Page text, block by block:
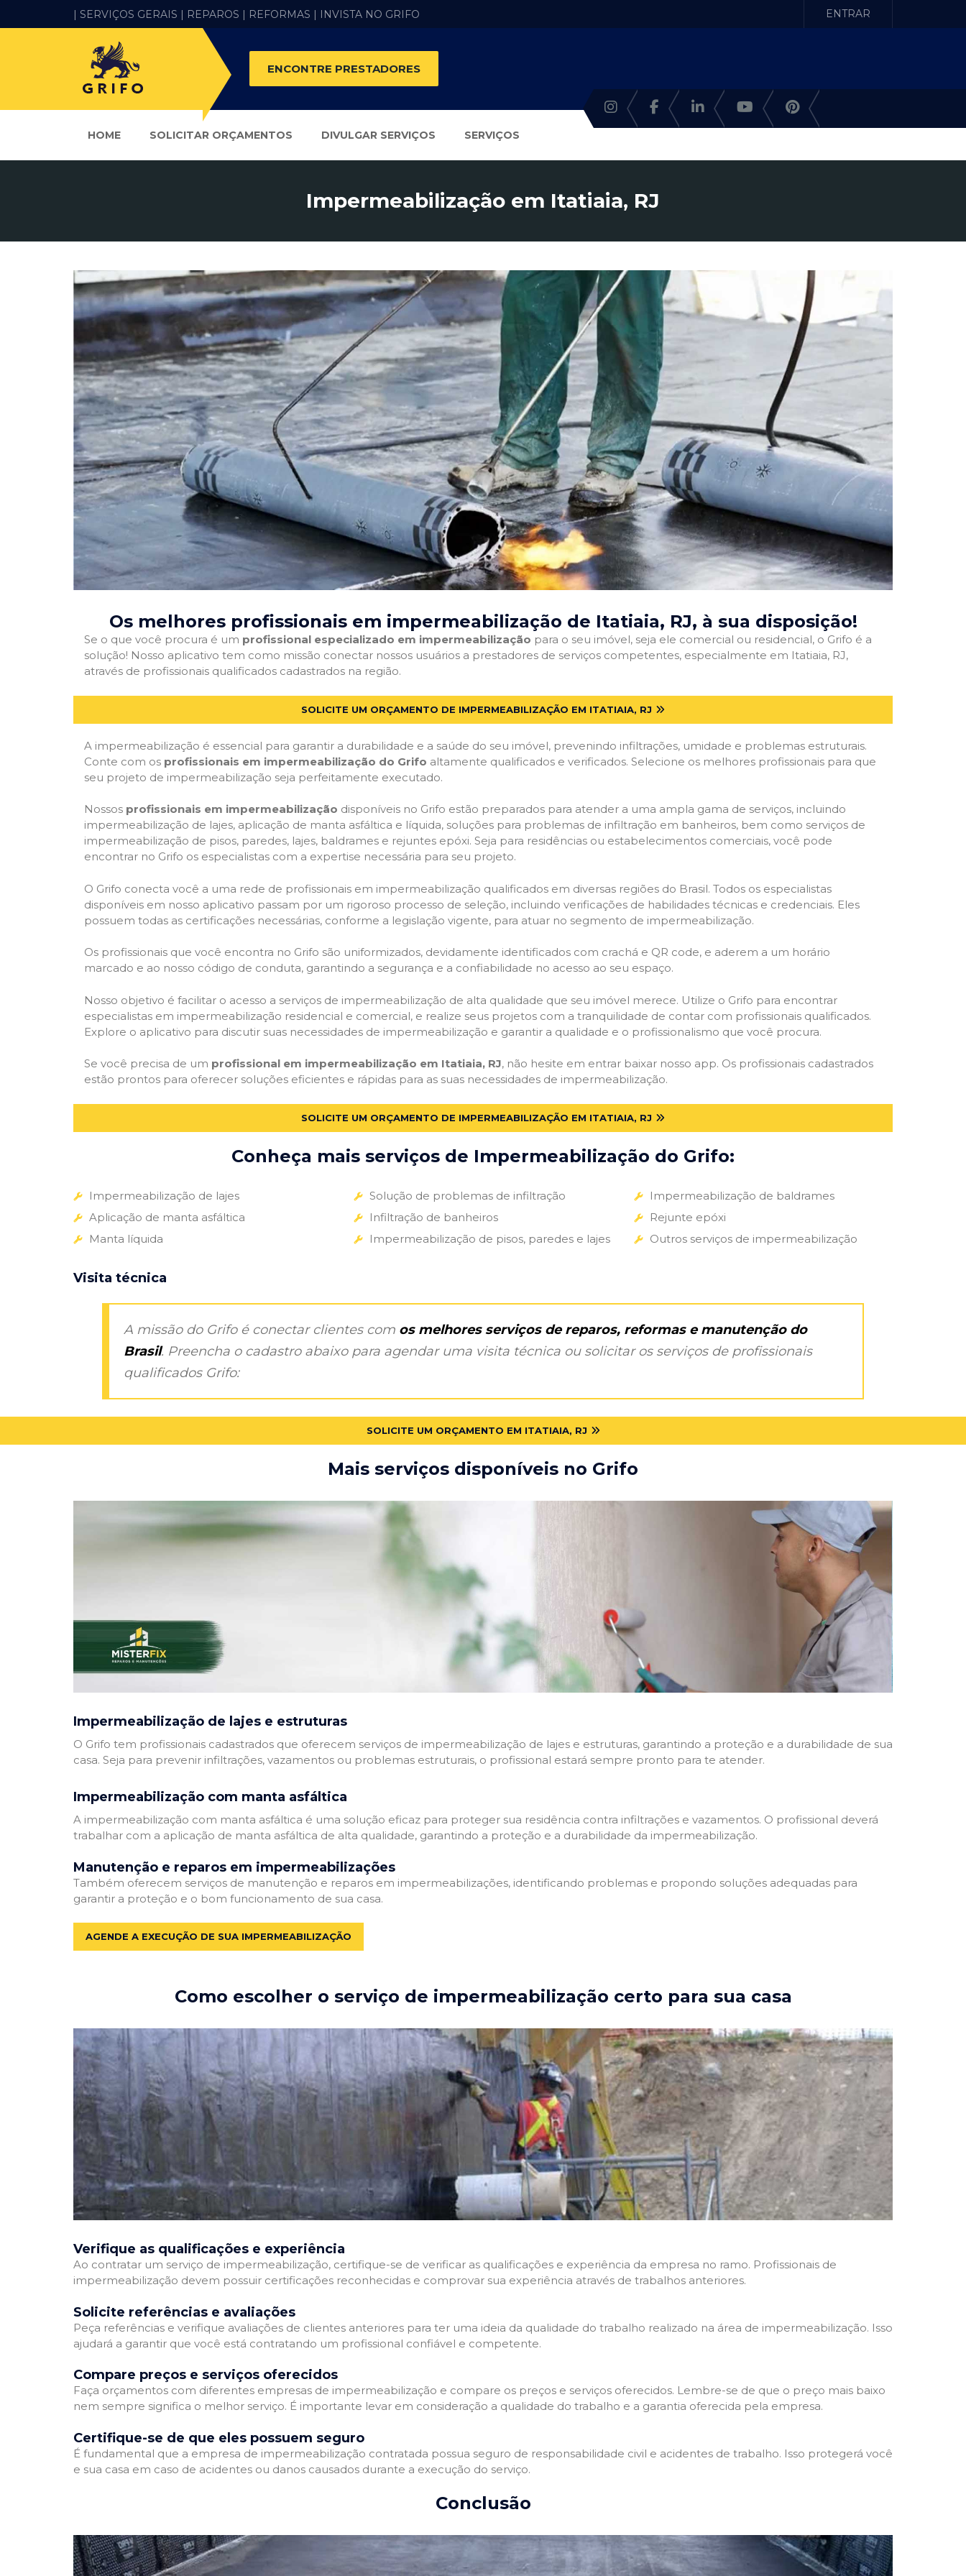
| SERVIÇOS GERAIS | REPAROS | REFORMAS | INVISTA NO GRIFO ENTRAR
ENCONTRE PRESTADORES
HOME SOLICITAR ORÇAMENTOS DIVULGAR SERVIÇOS SERVIÇOS
Impermeabilização em Itatiaia, RJ
Os melhores profissionais em impermeabilização de Itatiaia, RJ, à sua disposição!
Se o que você procura é um profissional especializado em impermeabilização para o seu imóvel, seja ele comercial ou residencial, o Grifo é a
solução! Nosso aplicativo tem como missão conectar nossos usuários a prestadores de serviços competentes, especialmente em Itatiaia, RJ,
através de profissionais qualificados cadastrados na região.
SOLICITE UM ORÇAMENTO DE IMPERMEABILIZAÇÃO EM ITATIAIA, RJ
A impermeabilização é essencial para garantir a durabilidade e a saúde do seu imóvel, prevenindo infiltrações, umidade e problemas estruturais.
Conte com os profissionais em impermeabilização do Grifo altamente qualificados e verificados. Selecione os melhores profissionais para que
seu projeto de impermeabilização seja perfeitamente executado.
Nossos profissionais em impermeabilização disponíveis no Grifo estão preparados para atender a uma ampla gama de serviços, incluindo
impermeabilização de lajes, aplicação de manta asfáltica e líquida, soluções para problemas de infiltração em banheiros, bem como serviços de
impermeabilização de pisos, paredes, lajes, baldrames e rejuntes epóxi. Seja para residências ou estabelecimentos comerciais, você pode
encontrar no Grifo os especialistas com a expertise necessária para seu projeto.
O Grifo conecta você a uma rede de profissionais em impermeabilização qualificados em diversas regiões do Brasil. Todos os especialistas
disponíveis em nosso aplicativo passam por um rigoroso processo de seleção, incluindo verificações de habilidades técnicas e credenciais. Eles
possuem todas as certificações necessárias, conforme a legislação vigente, para atuar no segmento de impermeabilização.
Os profissionais que você encontra no Grifo são uniformizados, devidamente identificados com crachá e QR code, e aderem a um horário
marcado e ao nosso código de conduta, garantindo a segurança e a confiabilidade no acesso ao seu espaço.
Nosso objetivo é facilitar o acesso a serviços de impermeabilização de alta qualidade que seu imóvel merece. Utilize o Grifo para encontrar
especialistas em impermeabilização residencial e comercial, e realize seus projetos com a tranquilidade de contar com profissionais qualificados.
Explore o aplicativo para discutir suas necessidades de impermeabilização e garantir a qualidade e o profissionalismo que você procura.
Se você precisa de um profissional em impermeabilização em Itatiaia, RJ, não hesite em entrar baixar nosso app. Os profissionais cadastrados
estão prontos para oferecer soluções eficientes e rápidas para as suas necessidades de impermeabilização.
SOLICITE UM ORÇAMENTO DE IMPERMEABILIZAÇÃO EM ITATIAIA, RJ
Conheça mais serviços de Impermeabilização do Grifo:
Impermeabilização de lajes
Aplicação de manta asfáltica
Manta líquida
Solução de problemas de infiltração
Infiltração de banheiros
Impermeabilização de pisos, paredes e lajes
Impermeabilização de baldrames
Rejunte epóxi
Outros serviços de impermeabilização
Visita técnica
A missão do Grifo é conectar clientes com os melhores serviços de reparos, reformas e manutenção do
Brasil. Preencha o cadastro abaixo para agendar uma visita técnica ou solicitar os serviços de profissionais
qualificados Grifo:
SOLICITE UM ORÇAMENTO EM ITATIAIA, RJ
Mais serviços disponíveis no Grifo
Impermeabilização de lajes e estruturas
O Grifo tem profissionais cadastrados que oferecem serviços de impermeabilização de lajes e estruturas, garantindo a proteção e a durabilidade de sua
casa. Seja para prevenir infiltrações, vazamentos ou problemas estruturais, o profissional estará sempre pronto para te atender.
Impermeabilização com manta asfáltica
A impermeabilização com manta asfáltica é uma solução eficaz para proteger sua residência contra infiltrações e vazamentos. O profissional deverá
trabalhar com a aplicação de manta asfáltica de alta qualidade, garantindo a proteção e a durabilidade da impermeabilização.
Manutenção e reparos em impermeabilizações
Também oferecem serviços de manutenção e reparos em impermeabilizações, identificando problemas e propondo soluções adequadas para
garantir a proteção e o bom funcionamento de sua casa.
AGENDE A EXECUÇÃO DE SUA IMPERMEABILIZAÇÃO
Como escolher o serviço de impermeabilização certo para sua casa
Verifique as qualificações e experiência
Ao contratar um serviço de impermeabilização, certifique-se de verificar as qualificações e experiência da empresa no ramo. Profissionais de
impermeabilização devem possuir certificações reconhecidas e comprovar sua experiência através de trabalhos anteriores.
Solicite referências e avaliações
Peça referências e verifique avaliações de clientes anteriores para ter uma ideia da qualidade do trabalho realizado na área de impermeabilização. Isso
ajudará a garantir que você está contratando um profissional confiável e competente.
Compare preços e serviços oferecidos
Faça orçamentos com diferentes empresas de impermeabilização e compare os preços e serviços oferecidos. Lembre-se de que o preço mais baixo
nem sempre significa o melhor serviço. É importante levar em consideração a qualidade do trabalho e a garantia oferecida pela empresa.
Certifique-se de que eles possuem seguro
É fundamental que a empresa de impermeabilização contratada possua seguro de responsabilidade civil e acidentes de trabalho. Isso protegerá você
e sua casa em caso de acidentes ou danos causados durante a execução do serviço.
Conclusão